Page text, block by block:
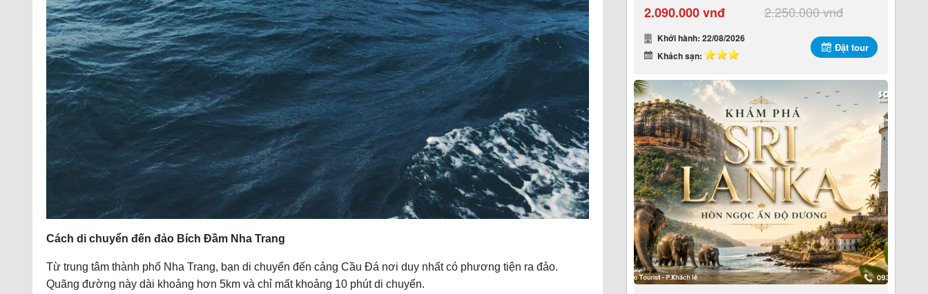
Cách di chuyển đến đảo Bích Đầm Nha Trang
Từ trung tâm thành phố Nha Trang, bạn di chuyển đến cảng Cầu Đá nơi duy nhất có phương tiện ra đảo.
Quãng đường này dài khoảng hơn 5km và chỉ mất khoảng 10 phút di chuyển.
2.090.000 vnđ 2.250.000 vnđ
Khởi hành: 22/08/2026
Khách sạn:
Đặt tour